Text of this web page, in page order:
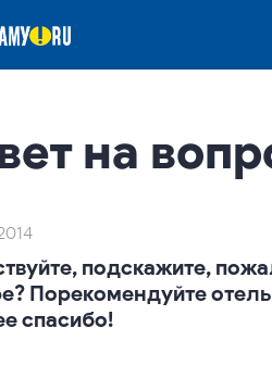
на
подскажите,
Порекомендуйте
спасибо!